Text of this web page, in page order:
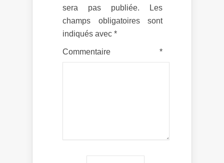
sera pas publiée.
Les
champs obligatoires sont
indiqués avec *
Commentaire *